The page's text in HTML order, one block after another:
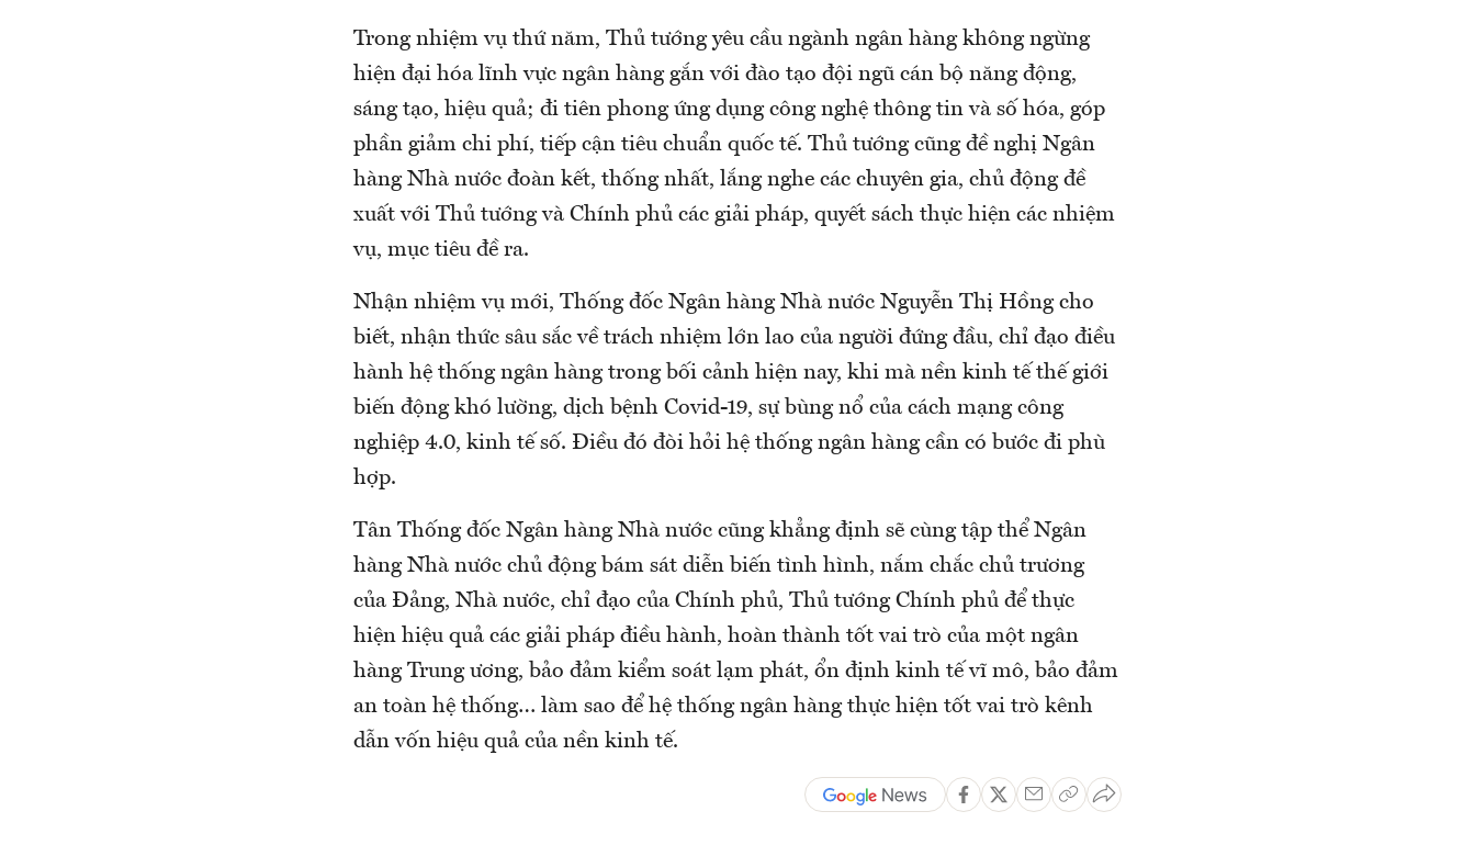
Trong nhiệm vụ thứ năm, Thủ tướng yêu cầu ngành ngân hàng không ngừng
hiện đại hóa lĩnh vực ngân hàng gắn với đào tạo đội ngũ cán bộ năng động,
sáng tạo, hiệu quả; đi tiên phong ứng dụng công nghệ thông tin và số hóa, góp
phần giảm chi phí, tiếp cận tiêu chuẩn quốc tế. Thủ tướng cũng đề nghị Ngân
hàng Nhà nước đoàn kết, thống nhất, lắng nghe các chuyên gia, chủ động đề
xuất với Thủ tướng và Chính phủ các giải pháp, quyết sách thực hiện các nhiệm
vụ, mục tiêu đề ra.
Nhận nhiệm vụ mới, Thống đốc Ngân hàng Nhà nước Nguyễn Thị Hồng cho
biết, nhận thức sâu sắc về trách nhiệm lớn lao của người đứng đầu, chỉ đạo điều
hành hệ thống ngân hàng trong bối cảnh hiện nay, khi mà nền kinh tế thế giới
biến động khó lường, dịch bệnh Covid-19, sự bùng nổ của cách mạng công
nghiệp 4.0, kinh tế số. Điều đó đòi hỏi hệ thống ngân hàng cần có bước đi phù
hợp.
Tân Thống đốc Ngân hàng Nhà nước cũng khẳng định sẽ cùng tập thể Ngân
hàng Nhà nước chủ động bám sát diễn biến tình hình, nắm chắc chủ trương
của Đảng, Nhà nước, chỉ đạo của Chính phủ, Thủ tướng Chính phủ để thực
hiện hiệu quả các giải pháp điều hành, hoàn thành tốt vai trò của một ngân
hàng Trung ương, bảo đảm kiểm soát lạm phát, ổn định kinh tế vĩ mô, bảo đảm
an toàn hệ thống… làm sao để hệ thống ngân hàng thực hiện tốt vai trò kênh
dẫn vốn hiệu quả của nền kinh tế.